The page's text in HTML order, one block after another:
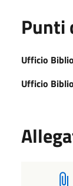
Punti
Ufficio
Ufficio